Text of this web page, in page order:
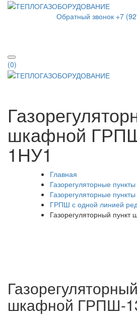
Обратный звонок +7
(0)
шкафной
1НУ1
Главная
Газорегуляторные
Газорегуляторные
ГРПШ с одной линией
Газорегуляторный
шкафной ГРПШ-